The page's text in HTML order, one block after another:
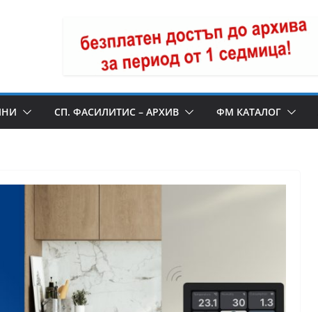
СП. ФАСИЛИТИС – АРХИВ ФМ КАТАЛОГ